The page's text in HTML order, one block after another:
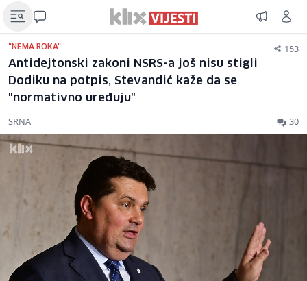
"NEMA ROKA" 153
Antidejtonski zakoni NSRS-a još nisu stigli
Dodiku na potpis, Stevandić kaže da se
"normativno uređuju"
SRNA 30